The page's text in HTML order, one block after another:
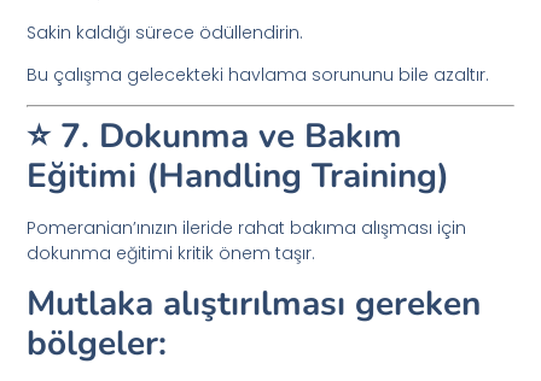
Sakin kaldığı sürece ödüllendirin.
Bu çalışma gelecekteki havlama sorununu bile azaltır.
⭐ 7. Dokunma ve Bakım
Eğitimi (Handling Training)
Pomeranian’ınızın ileride rahat bakıma alışması için
dokunma eğitimi kritik önem taşır.
Mutlaka alıştırılması gereken
bölgeler: